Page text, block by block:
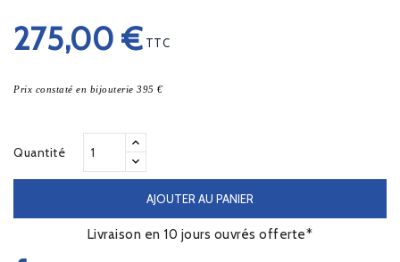
275,00 € TTC
Prix constaté en bijouterie 395 €
Quantité
AJOUTER AU PANIER
Livraison en 10 jours ouvrés offerte*